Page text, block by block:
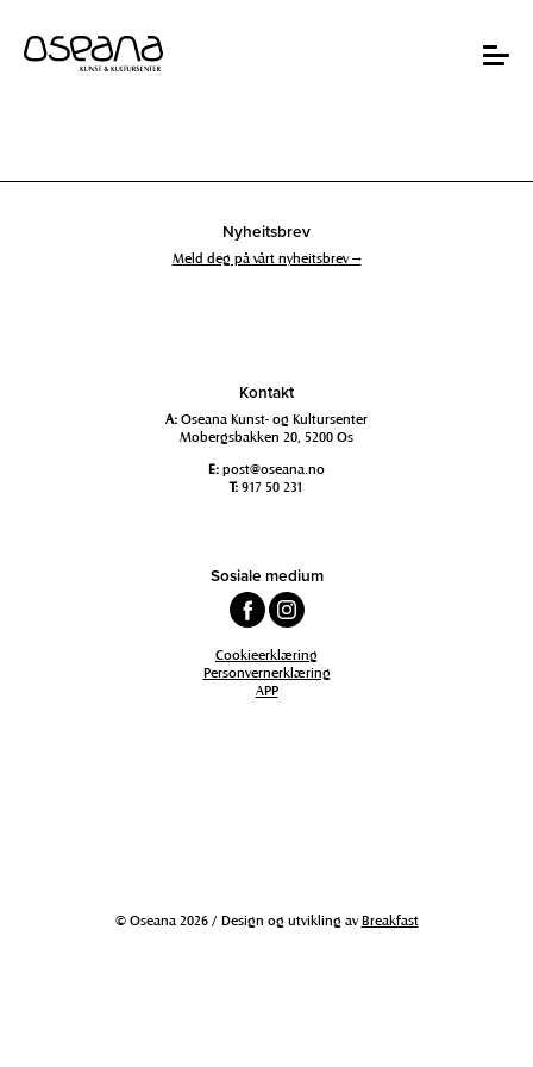
innhold
navigasjon
Toggle
Nyheitsbrev
Meld deg på vårt nyheitsbrev →
Kontakt
A: Oseana Kunst- og Kultursenter
Mobergsbakken 20, 5200 Os
E: post@oseana.no
T: 917 50 231
Sosiale medium
Cookieerklæring
Personvernerklæring
APP
© Oseana 2026 / Design og utvikling avBreakfast